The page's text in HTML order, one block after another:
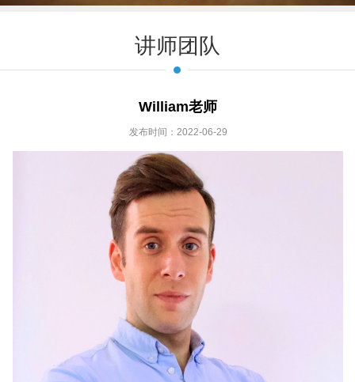
讲师团队
William老师
发布时间：2022-06-29